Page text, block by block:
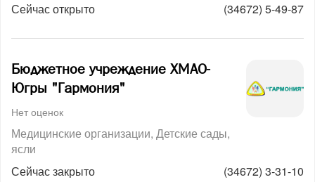
Сейчас открыто
(34672) 5-49-87
Бюджетное учреждение ХМАО-
Югры "Гармония"
Нет оценок
Медицинские организации Детские сады,
ясли
Сейчас закрыто
(34672) 3-31-10